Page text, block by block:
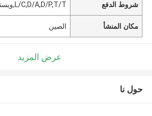
شروط الدفع L/C,D/A,D/P,T/T,ويسترن يونيون,
مكان المنشأ الصين
عرض المزيد
حول نا